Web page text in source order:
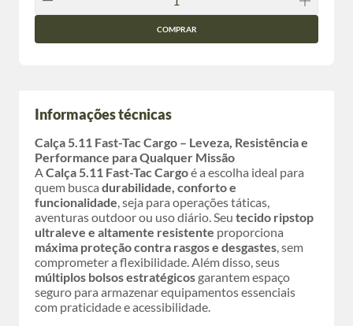
COMPRAR
Informações técnicas
Calça 5.11 Fast-Tac Cargo – Leveza, Resistência e
Performance para Qualquer Missão
ACalça 5.11 Fast-Tac Cargoé a escolha ideal para
quem busca durabilidade, conforto e
funcionalidade, seja para operações táticas,
aventuras outdoor ou uso diário. Seu tecido ripstop
ultraleve e altamente resistente proporciona
máxima proteção contra rasgos e desgastes, sem
comprometer a flexibilidade. Além disso, seus
múltiplos bolsos estratégicos garantem espaço
seguro para armazenar equipamentos essenciais
com praticidade e acessibilidade.